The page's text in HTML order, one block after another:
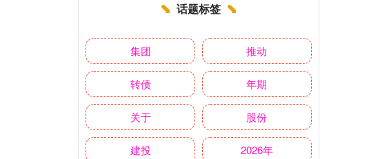
话题标签
集团 推动
转债 年期
关于 股份
建投 2026年